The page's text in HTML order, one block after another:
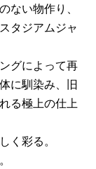
ない物作り、
タジアムジャ
グによって再
に馴染み、旧
る極上の仕上
く彩る。